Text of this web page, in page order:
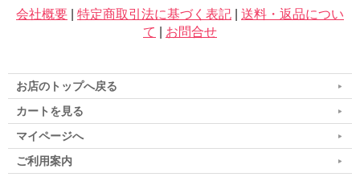
会社概要 特定商取引法に基づく表記
送料・返品につい
て
お問合せ
お店のトップへ戻る
カートを見る
マイページへ
ご利用案内